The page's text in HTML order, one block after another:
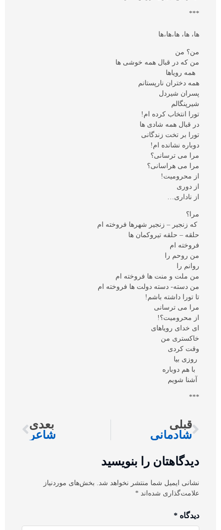
***
ها، ها، ها،ها،ها
من؟ من
من که در قبال همه خوشی ها
همه رویاها
همه دختران نارپستانم
پسران شیردل
شیرپنگالم
تورا انتخاب کرده ام!
در قبال همه شادی ها
تورا بر تخت زندگانی
دوباره نشانده ام!
مرا می ترسانی؟
مرا می هراسانی؟
از محرومیت!
از دوری
از ناداری…
مرا؟
که زنجیر – زنجیر شهرها فروخته ام
حلقه – حلقه تیروکمان ها
فروخته ام
من روحم را
روانم را
من ملت و منت ها فروخته ام
من دسته- دسته دولت ها فروخته ام
تا تورا داشته باشم!
مرا می ترسانی
از محرومیت؟!
ای خدای رویاهای
خاکستری من
وقت کردی
روزی بیا
با هم دوباره
آشنا شویم
***
قبلی
شادمانی
بعدی
شاعر
دیدگاهتان را بنویسید
نشانی ایمیل شما منتشر نخواهد شد.
بخش‌های موردنیاز
علامت‌گذاری شده‌اند *
دیدگاه*